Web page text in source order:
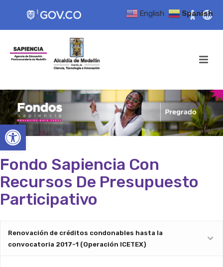
Open toolbar
Fondo Sapiencia Con
Recursos De Presupuesto
Participativo
Renovación de créditos condonables hasta la
convocatoria 2017-1 (Operación ICETEX)
English Spanish